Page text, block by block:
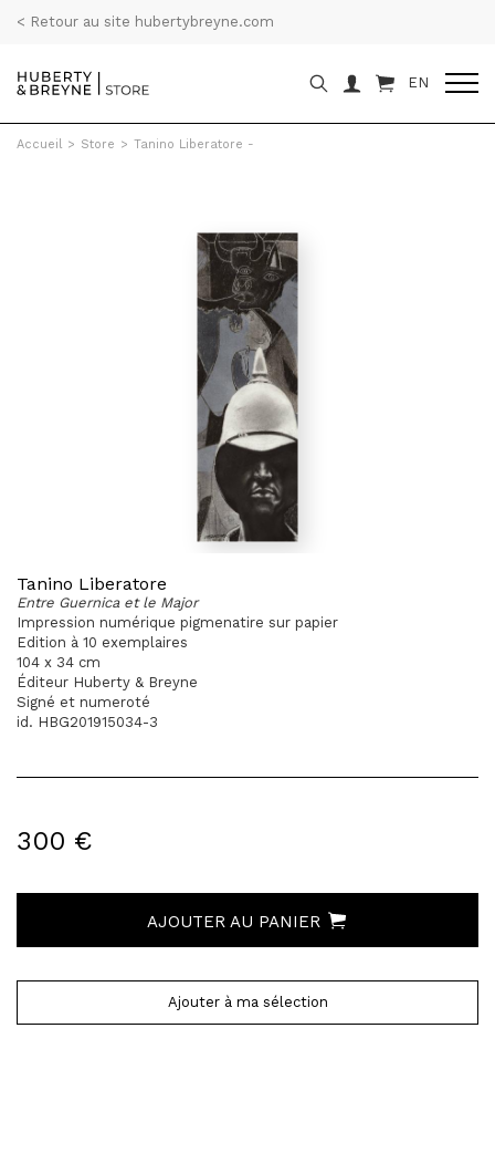
< Retour au site hubertybreyne.com
EN
Accueil > Store > Tanino Liberatore -
Tanino Liberatore
Entre Guernica et le Major
Impression numérique pigmenatire sur papier
Edition à 10 exemplaires
104 x 34 cm
Éditeur Huberty & Breyne
Signé et numeroté
id. HBG201915034-3
300 €
AJOUTER AU PANIER
Ajouter à ma sélection